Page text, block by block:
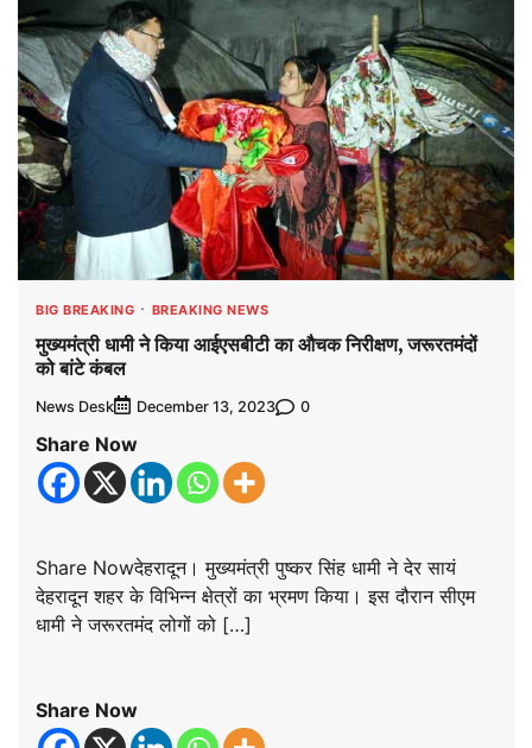
BIG BREAKING BREAKING NEWS
मुख्यमंत्री धामी ने किया आईएसबीटी का औचक निरीक्षण, जरूरतमंदों
को बांटे कंबल
News Desk December 13, 2023 0
Share Now
Share Nowदेहरादून। मुख्यमंत्री पुष्कर सिंह धामी ने देर सायं
देहरादून शहर के विभिन्न क्षेत्रों का भ्रमण किया। इस दौरान सीएम
धामी ने जरूरतमंद लोगों को […]
Share Now